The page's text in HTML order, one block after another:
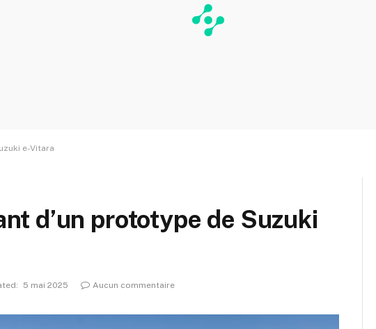
e-Vitara
d’un prototype de Suzuki
5 mai 2025 Aucun commentaire